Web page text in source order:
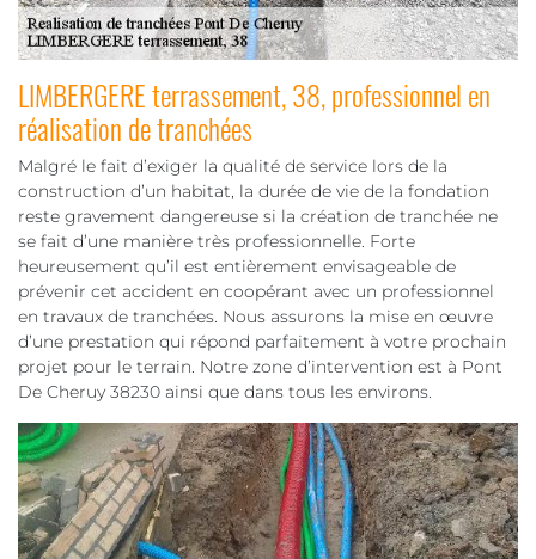
LIMBERGERE terrassement, 38, professionnel en
réalisation de tranchées
Malgré le fait d’exiger la qualité de service lors de la
construction d’un habitat, la durée de vie de la fondation
reste gravement dangereuse si la création de tranchée ne
se fait d’une manière très professionnelle. Forte
heureusement qu’il est entièrement envisageable de
prévenir cet accident en coopérant avec un professionnel
en travaux de tranchées. Nous assurons la mise en œuvre
d’une prestation qui répond parfaitement à votre prochain
projet pour le terrain. Notre zone d’intervention est à Pont
De Cheruy 38230 ainsi que dans tous les environs.